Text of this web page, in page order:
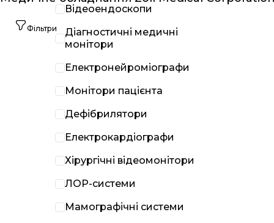
Фільтри
Відеоендоскопи
Діагностичні медичні
монітори
Електронейроміографи
Монітори пацієнта
Дефібрилятори
Електрокардіографи
Хірургічні відеомонітори
ЛОР-системи
Мамографічні системи